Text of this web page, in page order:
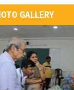
GALLERY